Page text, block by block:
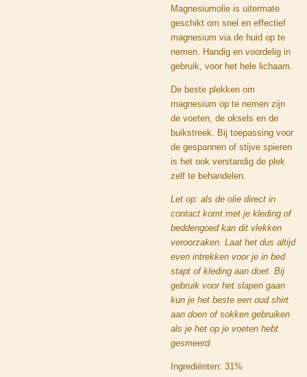
Magnesiumolie is uitermate
geschikt om snel en effectief
magnesium via de huid op te
nemen. Handig en voordelig in
gebruik, voor het hele lichaam.
De beste plekken om
magnesium op te nemen zijn
de voeten, de oksels en de
buikstreek. Bij toepassing voor
de gespannen of stijve spieren
is het ook verstandig de plek
zelf te behandelen.
Let op: als de olie direct in
contact komt met je kleding of
beddengoed kan dit vlekken
veroorzaken. Laat het dus altijd
even intrekken voor je in bed
stapt of kleding aan doet. Bij
gebruik voor het slapen gaan
kun je het beste een oud shirt
aan doen of sokken gebruiken
als je het op je voeten hebt
gesmeerd.
Ingrediënten: 31%